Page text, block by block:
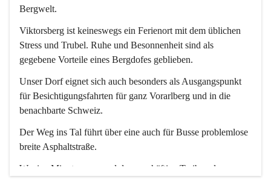
Bergwelt.
Viktorsberg ist keineswegs ein Ferienort mit dem üblichen
Stress und Trubel. Ruhe und Besonnenheit sind als
gegebene Vorteile eines Bergdofes geblieben.
Unser Dorf eignet sich auch besonders als Ausgangspunkt
für Besichtigungsfahrten für ganz Vorarlberg und in die
benachbarte Schweiz.
Der Weg ins Tal führt über eine auch für Busse problemlose
breite Asphaltstraße.
Wenige Minuten nur, und das geschäftige Treiben der